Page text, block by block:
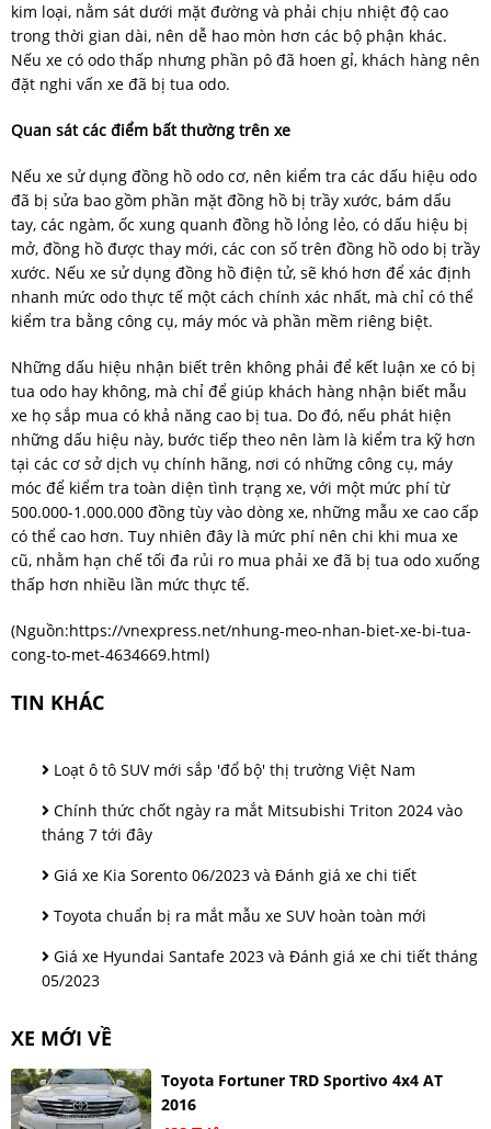
kim loại, nằm sát dưới mặt đường và phải chịu nhiệt độ cao
trong thời gian dài, nên dễ hao mòn hơn các bộ phận khác.
Nếu xe có odo thấp nhưng phần pô đã hoen gỉ, khách hàng nên
đặt nghi vấn xe đã bị tua odo.
Quan sát các điểm bất thường trên xe
Nếu xe sử dụng đồng hồ odo cơ, nên kiểm tra các dấu hiệu odo
đã bị sửa bao gồm phần mặt đồng hồ bị trầy xước, bám dấu
tay, các ngàm, ốc xung quanh đồng hồ lỏng lẻo, có dấu hiệu bị
mở, đồng hồ được thay mới, các con số trên đồng hồ odo bị trầy
xước. Nếu xe sử dụng đồng hồ điện tử, sẽ khó hơn để xác định
nhanh mức odo thực tế một cách chính xác nhất, mà chỉ có thể
kiểm tra bằng công cụ, máy móc và phần mềm riêng biệt.
Những dấu hiệu nhận biết trên không phải để kết luận xe có bị
tua odo hay không, mà chỉ để giúp khách hàng nhận biết mẫu
xe họ sắp mua có khả năng cao bị tua. Do đó, nếu phát hiện
những dấu hiệu này, bước tiếp theo nên làm là kiểm tra kỹ hơn
tại các cơ sở dịch vụ chính hãng, nơi có những công cụ, máy
móc để kiểm tra toàn diện tình trạng xe, với một mức phí từ
500.000-1.000.000 đồng tùy vào dòng xe, những mẫu xe cao cấp
có thể cao hơn. Tuy nhiên đây là mức phí nên chi khi mua xe
cũ, nhằm hạn chế tối đa rủi ro mua phải xe đã bị tua odo xuống
thấp hơn nhiều lần mức thực tế.
(Nguồn:https://vnexpress.net/nhung-meo-nhan-biet-xe-bi-tua-
cong-to-met-4634669.html)
TIN KHÁC
Loạt ô tô SUV mới sắp 'đổ bộ' thị trường Việt Nam
Chính thức chốt ngày ra mắt Mitsubishi Triton 2024 vào
tháng 7 tới đây
Giá xe Kia Sorento 06/2023 và Đánh giá xe chi tiết
Toyota chuẩn bị ra mắt mẫu xe SUV hoàn toàn mới
Giá xe Hyundai Santafe 2023 và Đánh giá xe chi tiết tháng
05/2023
XE MỚI VỀ
Toyota Fortuner TRD Sportivo 4x4 AT
2016